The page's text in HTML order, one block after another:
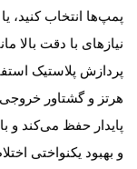
پمپ‌ها انتخاب کنید،
نیازهای با دقت بالا
هرتز و گشتاور
پایدار حفظ می‌کند
و بهبود یکنواختی